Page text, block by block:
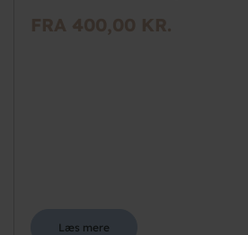
FRA 400,00 KR.
Læs mere